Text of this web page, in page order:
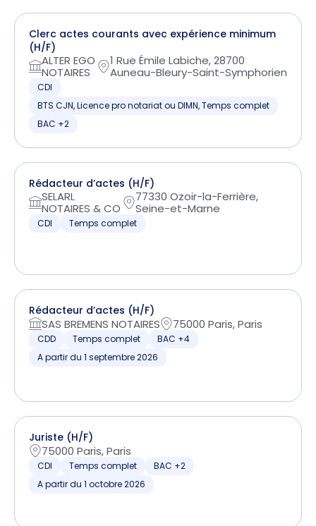
Clerc actes courants avec expérience minimum
(H/F)
ALTER EGO
NOTAIRES
1 Rue Émile Labiche, 28700
Auneau-Bleury-Saint-Symphorien
CDI
BTS CJN, Licence pro notariat ou DIMN, Temps complet
BAC +2
Rédacteur d’actes (H/F)
SELARL
NOTAIRES & CO
77330 Ozoir-la-Ferrière,
Seine-et-Marne
CDI Temps complet
Rédacteur d’actes (H/F)
SAS BREMENS NOTAIRES 75000 Paris, Paris
CDD Temps complet
BAC +4
A partir du 1 septembre 2026
Juriste (H/F)
75000 Paris, Paris
CDI Temps complet
BAC +2
A partir du 1 octobre 2026